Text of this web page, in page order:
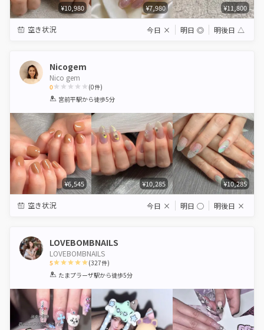
¥10,980 ¥7,980 ¥11,800
空き状況 今日 × 明日 ◎ 明後日 △
Nicogem
Nico gem
0
1 2 3 4 5
(0件)
宮前平駅から徒歩5分
¥6,545 ¥10,285 ¥10,285
空き状況 今日 × 明日 ◯ 明後日 ×
LOVEBOMBNAILS
LOVEBOMBNAILS
5
1 2 3 4 5
(327件)
たまプラーザ駅から徒歩5分